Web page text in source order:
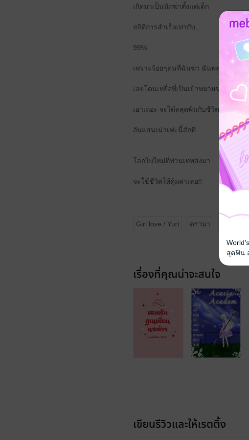
เกิดมาเป็นนักฆ่าตั้งแต่เด็ก
สถิติการสำเร็จเท่ากับ...
99%
เพราะร้อยๆคนที่ฉันฆ่า ฉันพลาดท่าเอง
เลยโดนเหยื่อที่เป็นเป้าหมายฆ่าซะได้
เอาเถอะ จะได้หลุดพ้นกับชีวิต
อันแสนเน่าเฟะนี้สักที
โลกใบใหม่ที่ท่านเทพส่งมา
จะใช้ชีวิตให้คุ้มค่าเลย!!
Girl love / Yuri ดรามา
เรื่องที่คุณน่าจะสนใจ
เขียนรีวิวและให้เรตติ้ง
สุดฟิน